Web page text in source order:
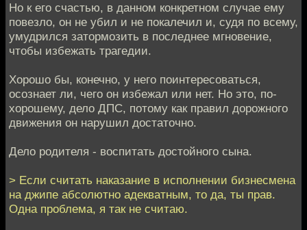
Но к его счастью, в данном конкретном случае ему
повезло, он не убил и не покалечил и, судя по всему,
умудрился затормозить в последнее мгновение,
чтобы избежать трагедии.
Хорошо бы, конечно, у него поинтересоваться,
осознает ли, чего он избежал или нет. Но это, по-
хорошему, дело ДПС, потому как правил дорожного
движения он нарушил достаточно.
Дело родителя - воспитать достойного сына.
> Если считать наказание в исполнении бизнесмена
на джипе абсолютно адекватным, то да, ты прав.
Одна проблема, я так не считаю.